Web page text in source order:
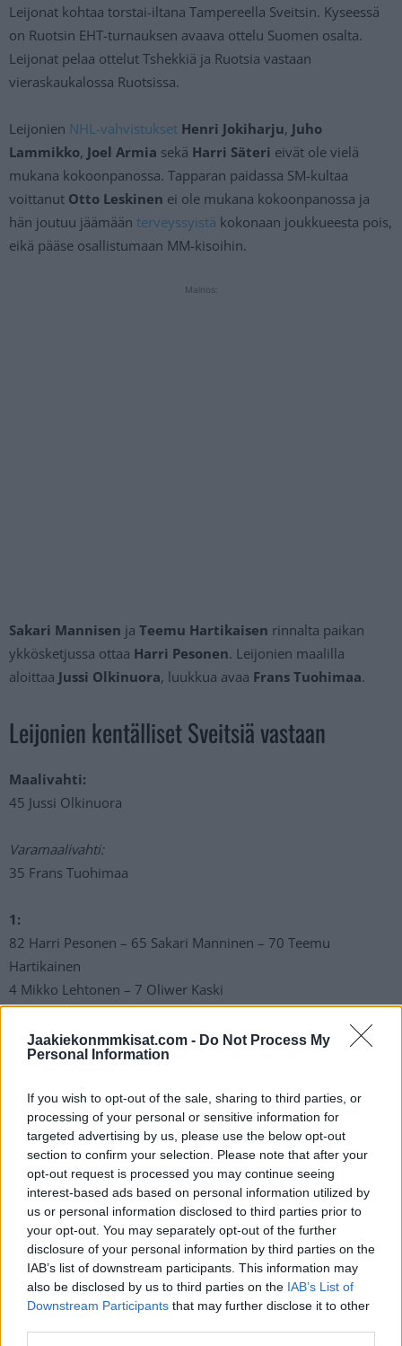
Jaakiekonmmkisat.com - Do Not Process My
Personal Information
If you wish to opt-out of the sale, sharing to third parties, or
processing of your personal or sensitive information for
targeted advertising by us, please use the below opt-out
section to confirm your selection. Please note that after your
opt-out request is processed you may continue seeing
interest-based ads based on personal information utilized by
us or personal information disclosed to third parties prior to
your opt-out. You may separately opt-out of the further
disclosure of your personal information by third parties on the
IAB’s list of downstream participants. This information may
also be disclosed by us to third parties on the IAB’s List of
Downstream Participants that may further disclose it to other
Leijonat kohtaa torstai-iltana Tampereella Sveitsin. Kyseessä
on Ruotsin EHT-turnauksen avaava ottelu Suomen osalta.
Leijonat pelaa ottelut Tshekkiä ja Ruotsia vastaan
vieraskaukalossa Ruotsissa.
Leijonien NHL-vahvistukset Henri Jokiharju, Juho
Lammikko, Joel Armia sekä Harri Säteri eivät ole vielä
mukana kokoonpanossa. Tapparan paidassa SM-kultaa
voittanut Otto Leskinen ei ole mukana kokoonpanossa ja
hän joutuu jäämään terveyssyistä kokonaan joukkueesta pois,
eikä pääse osallistumaan MM-kisoihin.
Mainos:
Sakari Mannisen ja Teemu Hartikaisen rinnalta paikan
ykkösketjussa ottaa Harri Pesonen. Leijonien maalilla
aloittaa Jussi Olkinuora, luukkua avaa Frans Tuohimaa.
Leijonien kentälliset Sveitsiä vastaan
Maalivahti:
45 Jussi Olkinuora
Varamaalivahti:
35 Frans Tuohimaa
1:
82 Harri Pesonen – 65 Sakari Manninen – 70 Teemu
Hartikainen
4 Mikko Lehtonen – 7 Oliwer Kaski
21 Jere Innala – 51 Valtteri Filppula (C) – 61 Markus Nurmi
25 Toni Rajala – 76 Jere Sallinen – 15 Miro Aaltonen
50 Mikael Seppälä – 38 Juuso Hietanen
80 Saku Mäenalanen – 24 Hannes Björninen – 12 Marko
Anttila (A)
55 Atte Ohtamaa – 2 Ville Pokka